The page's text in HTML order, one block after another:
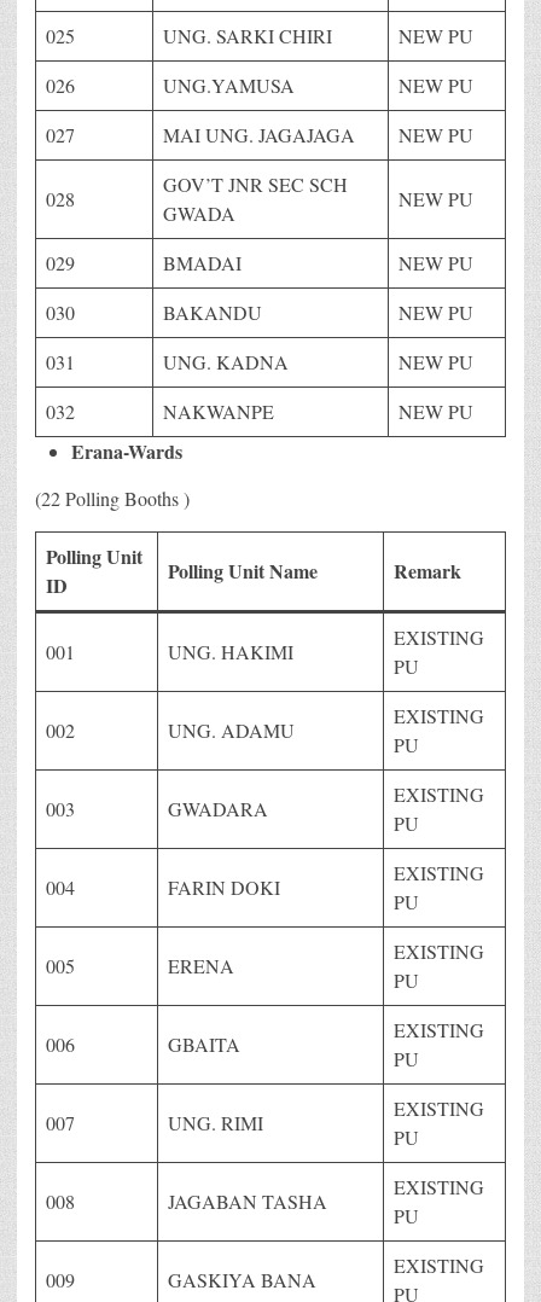
025
UNG. SARKI CHIRI
NEW PU
026
UNG.YAMUSA
NEW PU
027
MAI UNG. JAGAJAGA NEW PU
028
GOV’T JNR SEC SCH
GWADA
NEW PU
029 BMADAI
NEW PU
030
BAKANDU
NEW PU
031
UNG. KADNA
NEW PU
032
NAKWANPE NEW PU
Erana-Wards
(22 Polling Booths )
Polling Unit
ID
Polling Unit Name Remark
001 UNG. HAKIMI
EXISTING
PU
002 UNG. ADAMU
EXISTING
PU
003 GWADARA
EXISTING
PU
004 FARIN DOKI
EXISTING
PU
005 ERENA
EXISTING
PU
006 GBAITA
EXISTING
PU
007 UNG. RIMI
EXISTING
PU
008 JAGABAN TASHA
EXISTING
PU
009 GASKIYA BANA
EXISTING
PU